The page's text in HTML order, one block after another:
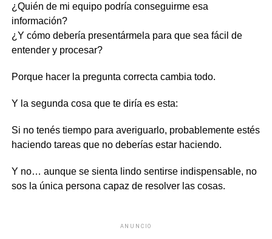
¿Quién de mi equipo podría conseguirme esa
información?
¿Y cómo debería presentármela para que sea fácil de
entender y procesar?
Porque hacer la pregunta correcta cambia todo.
Y la segunda cosa que te diría es esta:
Si no tenés tiempo para averiguarlo, probablemente estés
haciendo tareas que no deberías estar haciendo.
Y no… aunque se sienta lindo sentirse indispensable, no
sos la única persona capaz de resolver las cosas.
ANUNCIO